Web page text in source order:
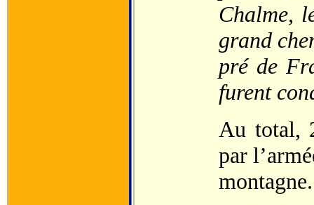
Chalme,
grand
pré de
furent
Au total,
par
montagne.